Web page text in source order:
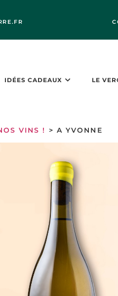
IDÉES CADEAUX LE
VINS ! > A YVONNE